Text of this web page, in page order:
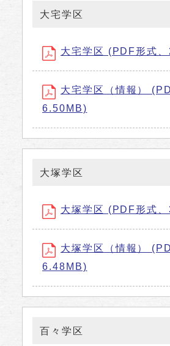
大宅学区
大宅学区 (PDF形式
大宅学区（情報）
6.50MB)
大塚学区
大塚学区 (PDF形式
大塚学区（情報）
6.48MB)
百々学区